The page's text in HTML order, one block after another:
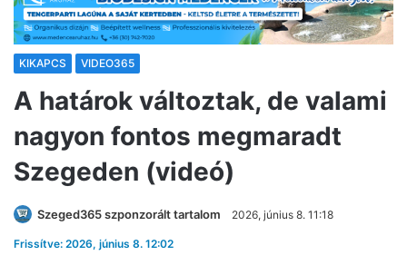
KIKAPCS VIDEO365
A határok változtak, de valami
nagyon fontos megmaradt
Szegeden (videó)
Szeged365 szponzorált tartalom 2026, június 8. 11:18
Frissítve: 2026, június 8. 12:02